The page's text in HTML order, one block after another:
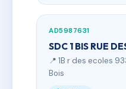
AD5987631
SDC 1 BIS RUE
📍 1B r des ecoles
Bois